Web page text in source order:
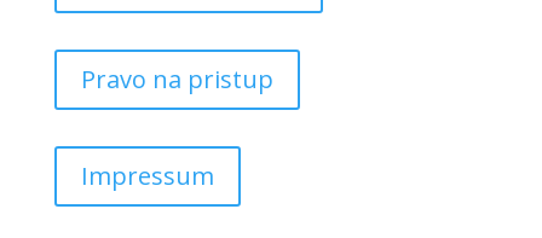
Pravo na pristup
Impressum